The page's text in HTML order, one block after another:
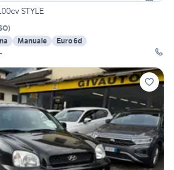
STYLE
)
Manuale
Euro 6d